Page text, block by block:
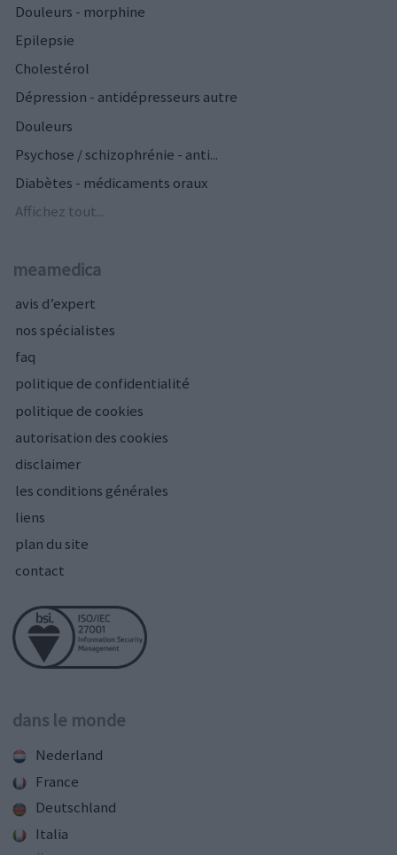
Douleurs - morphine
Epilepsie
Cholestérol
Dépression - antidépresseurs autre
Douleurs
Psychose / schizophrénie - anti...
Diabètes - médicaments oraux
Affichez tout...
meamedica
avis d’expert
nos spécialistes
faq
politique de confidentialité
politique de cookies
autorisation des cookies
disclaimer
les conditions générales
liens
plan du site
contact
dans le monde
Nederland
France
Deutschland
Italia